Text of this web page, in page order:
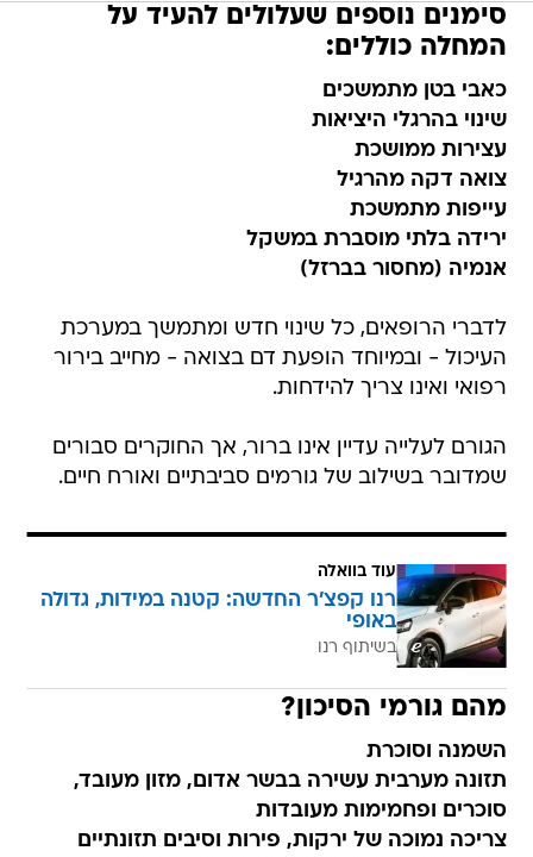
סימנים נוספים שעלולים להעיד על
המחלה כוללים:
כאבי בטן מתמשכים
שינוי בהרגלי היציאות
עצירות ממושכת
צואה דקה מהרגיל
עייפות מתמשכת
ירידה בלתי מוסברת במשקל
אנמיה (מחסור בברזל)
לדברי הרופאים, כל שינוי חדש ומתמשך במערכת
העיכול - ובמיוחד הופעת דם בצואה - מחייב בירור
רפואי ואינו צריך להידחות.
הגורם לעלייה עדיין אינו ברור, אך החוקרים סבורים
שמדובר בשילוב של גורמים סביבתיים ואורח חיים.
עוד בוואלה
רנו קפצ'ר החדשה: קטנה במידות, גדולה
באופי
בשיתוף רנו
מהם גורמי הסיכון?
השמנה וסוכרת
תזונה מערבית עשירה בבשר אדום, מזון מעובד,
סוכרים ופחמימות מעובדות
צריכה נמוכה של ירקות, פירות וסיבים תזונתיים